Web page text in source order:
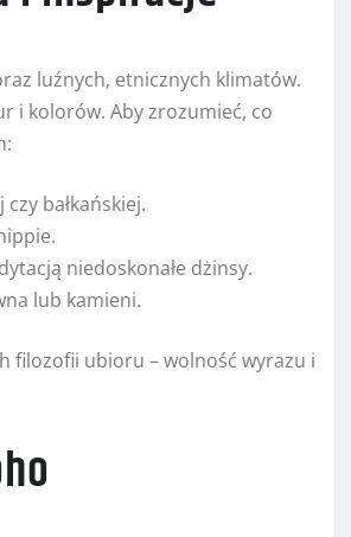
luźnych, etnicznych klimatów.
i kolorów. Aby zrozumieć, co
bałkańskiej.
niedoskonałe dżinsy.
lub kamieni.
filozofii ubioru – wolność wyrazu i